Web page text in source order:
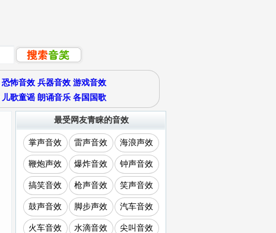
恐怖音效 兵器音效 游戏音效
儿歌童谣 朗诵音乐 各国国歌
最受网友青睐的音效
掌声音效 雷声音效 海浪声效
鞭炮声效 爆炸音效 钟声音效
搞笑音效 枪声音效 笑声音效
鼓声音效 脚步声效 汽车音效
火车音效 水滴音效 尖叫音效